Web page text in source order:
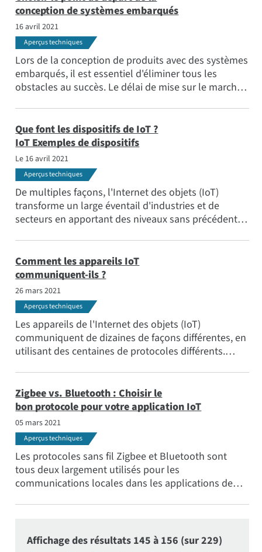
auxquelles nous souscrivons.
conception de systèmes embarqués
16 avril 2021
Aperçus techniques
Lors de la conception de produits avec des systèmes
embarqués, il est essentiel d'éliminer tous les
obstacles au succès. Le délai de mise sur le marché
raisons évitables, comme le fait de ne pas avoir une
vision claire de votre objectif final, ou de ne pas avoir
les bonnes ressources pour réussir.
Que font les dispositifs de IoT ?
IoT Exemples de dispositifs
Le 16 avril 2021
Aperçus techniques
De multiples façons, l'Internet des objets (IoT)
transforme un large éventail d'industries et de
secteurs en apportant des niveaux sans précédent
impensables. Ce blog présente des exemples
d'appareils IoT et explique comment ils
fonctionnent en coulisse.
Comment les appareils IoT
communiquent-ils ?
26 mars 2021
Aperçus techniques
Les appareils de l'Internet des objets (IoT)
communiquent de dizaines de façons différentes, en
utilisant des centaines de protocoles différents.
fournissons des exemples de la manière dont les
périphériques envoient et reçoivent des données.
Zigbee vs. Bluetooth : Choisir le
bon protocole pour votre application IoT
05 mars 2021
Aperçus techniques
Les protocoles sans fil Zigbee et Bluetooth sont
tous deux largement utilisés pour les
communications locales dans les applications de
Affichage des résultats 145 à 156 (sur 229)